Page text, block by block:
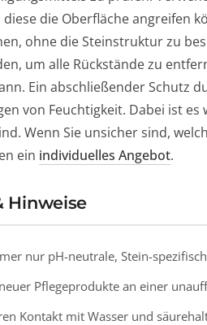
die Oberfläche angreifen
ohne die Steinstruktur zu
um alle Rückstände zu
Ein abschließender Schutz
von Feuchtigkeit. Dabei ist
Wenn Sie unsicher sind,
ein individuelles Angebot.
Hinweise
nur pH-neutrale, Stein-
Pflegeprodukte an einer
Kontakt mit Wasser und